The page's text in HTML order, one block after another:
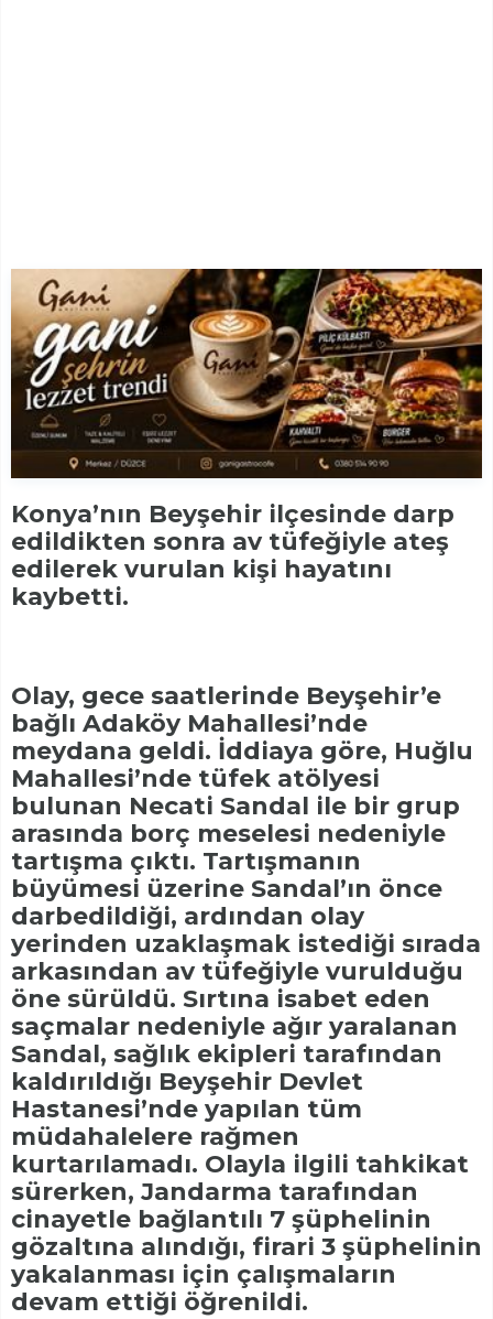
Konya’nın Beyşehir ilçesinde darp
edildikten sonra av tüfeğiyle ateş
edilerek vurulan kişi hayatını
kaybetti.
Olay, gece saatlerinde Beyşehir’e
bağlı Adaköy Mahallesi’nde
meydana geldi. İddiaya göre, Huğlu
Mahallesi’nde tüfek atölyesi
bulunan Necati Sandal ile bir grup
arasında borç meselesi nedeniyle
tartışma çıktı. Tartışmanın
büyümesi üzerine Sandal’ın önce
darbedildiği, ardından olay
yerinden uzaklaşmak istediği sırada
arkasından av tüfeğiyle vurulduğu
öne sürüldü. Sırtına isabet eden
saçmalar nedeniyle ağır yaralanan
Sandal, sağlık ekipleri tarafından
kaldırıldığı Beyşehir Devlet
Hastanesi’nde yapılan tüm
müdahalelere rağmen
kurtarılamadı. Olayla ilgili tahkikat
sürerken, Jandarma tarafından
cinayetle bağlantılı 7 şüphelinin
gözaltına alındığı, firari 3 şüphelinin
yakalanması için çalışmaların
devam ettiği öğrenildi.